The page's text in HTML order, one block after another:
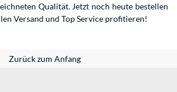
Qualität. Jetzt noch heute bestellen
Versand und Top Service profitieren!
Zurück zum Anfang